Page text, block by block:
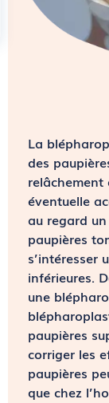
La
des
relâchement
éventuelle
au regard
paupières
s’intéresser
inférieures.
une
paupières
corriger les
paupières
que chez